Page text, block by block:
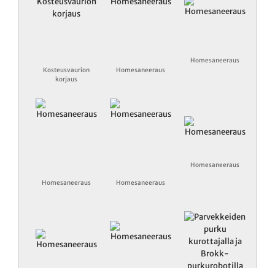
Kosteusvaurion
korjaus
Homesaneeraus
Homesaneeraus
Homesaneeraus Homesaneeraus
Homesaneeraus